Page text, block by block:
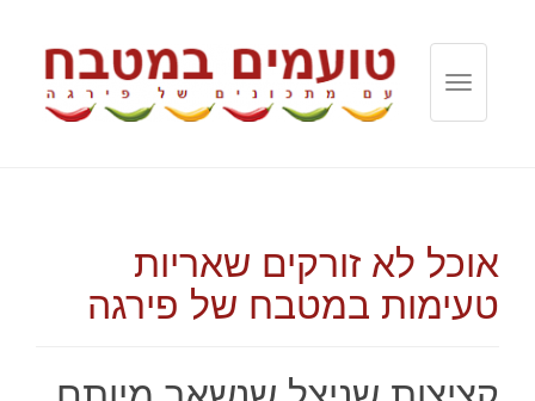
T
n
a
v
a
אוכל לא זורקים שאריות
טעימות במטבח של פירגה